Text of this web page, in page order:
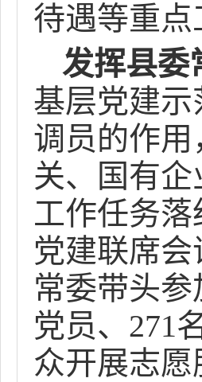
待遇等重
发挥县委
基层党建
调员的作
关、国有
工作任务
党建联席
常委带头
党员、271
众开展志